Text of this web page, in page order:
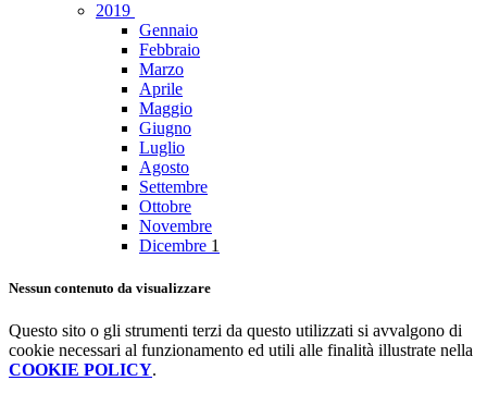
2019
Gennaio
Febbraio
Marzo
Aprile
Maggio
Giugno
Luglio
Agosto
Settembre
Ottobre
Novembre
Dicembre 1
Nessun contenuto da visualizzare
Questo sito o gli strumenti terzi da questo utilizzati si avvalgono di
cookie necessari al funzionamento ed utili alle finalità illustrate nella
COOKIE POLICY.